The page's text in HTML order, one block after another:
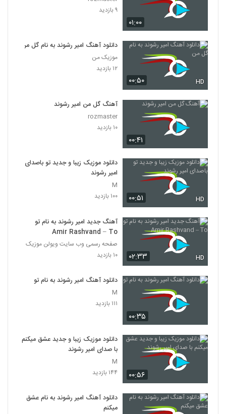
۰۱:۰۰
۹ بازدید
۰۰:۵۰ HD
دانلود آهنگ امیر رشوند به نام گل من
موزیک من
۱۲ بازدید
۰۰:۴۱
آهنگ گل من امیر رشوند
rozmaster
۱۰ بازدید
۰۰:۵۱ HD
دانلود موزیک زیبا و جدید تو باصدای
امیر رشوند
M
۱۰۰ بازدید
۰۲:۳۳ HD
آهنگ جدید امیر رشوند به نام تو
Amir Rashvand – To
صفحه رسمی وب سایت ویولن موزیک
۱۰ بازدید
۰۰:۳۵
دانلود آهنگ امیر رشوند به نام تو
M
۱۱۱ بازدید
۰۰:۵۶
دانلود موزیک زیبا و جدید عشق میکنم
با صدای امیر رشوند
M
۱۴۴ بازدید
دانلود آهنگ امیر رشوند به نام عشق
میکنم